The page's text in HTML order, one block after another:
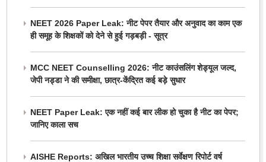
NEET 2026 Paper Leak: नीट पेपर तैयार और अनुवाद का काम एक
ही समूह के शिक्षकों को देने से हुई गड़बड़ी - सूत्र
MCC NEET Counselling 2026: नीट काउंसलिंग शेड्यूल जल्द,
जेपी नड्डा ने की समीक्षा, छात्र-केंद्रित कई बड़े सुधार
NEET Paper Leak: एक नहीं कई बार लीक हो चुका है नीट का पेपर;
जानिए काला सच
AISHE Reports: अखिल भारतीय उच्च शिक्षा सर्वेक्षण रिपोर्ट वर्ष